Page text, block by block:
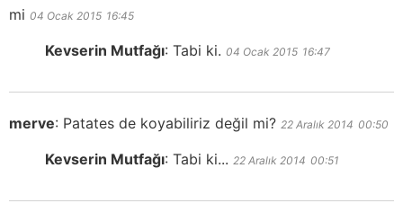
mi 04 Ocak 2015 16:45
Kevserin Mutfağı: Tabi ki. 04 Ocak 2015 16:47
merve: Patates de koyabiliriz değil mi? 22 Aralık 2014 00:50
Kevserin Mutfağı: Tabi ki... 22 Aralık 2014 00:51